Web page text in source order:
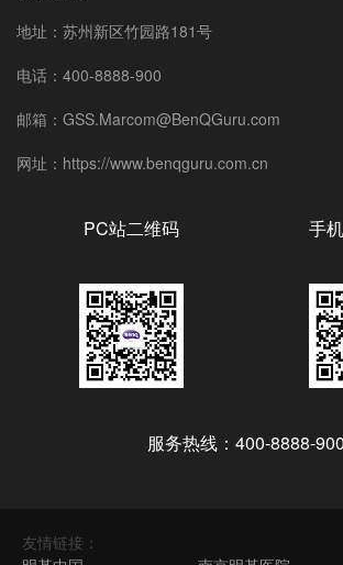
地址：苏州新区竹园路181号
电话：400-8888-900
邮箱：GSS.Marcom@BenQGuru.com
网址：https://www.benqguru.com.cn
PC站二维码 手
服务热线：400-8888-900
友情链接：